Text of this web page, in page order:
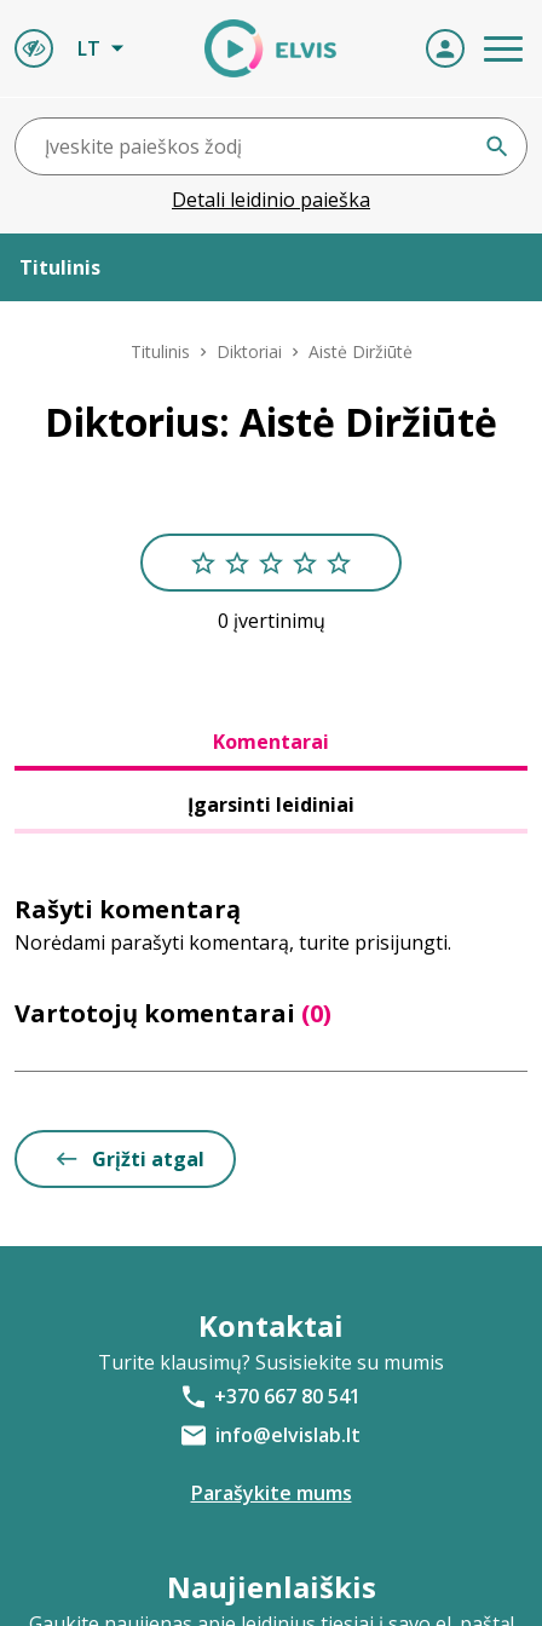
LT
Detali leidinio paieška
Titulinis
Leidiniai
+370 667 80 541
Titulinis Diktoriai Aistė Diržiūtė
Diktorius: Aistė Diržiūtė
0 įvertinimų
Komentarai
Įgarsinti leidiniai
Vartotojų komentarai (0)
Rašyti komentarą
Norėdami parašyti komentarą, turite prisijungti.
Grįžti atgal
Kontaktai
Turite klausimų? Susisiekite su mumis
+370 667 80 541
info@elvislab.lt
Parašykite mums
Naujienlaiškis